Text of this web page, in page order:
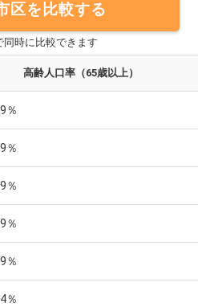
区を比較する
同時に比較できます
高齢人口率（65歳以上）
％
％
％
％
％
％